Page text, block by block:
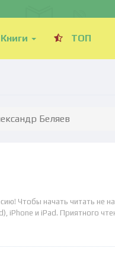
Книги ТОП
Беляев
Чтобы начать читать не
iPhone и iPad. Приятного